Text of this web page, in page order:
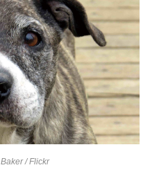
/ Flickr